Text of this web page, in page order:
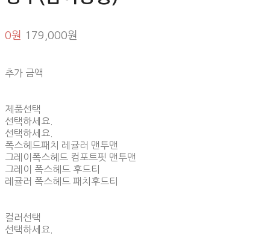
0원 179,000원
추가 금액
제품선택
선택하세요.
선택하세요.
폭스헤드패치 레귤러 맨투맨
그레이폭스헤드 컴포트핏 맨투맨
그레이 폭스헤드 후드티
레귤러 폭스헤드 패치후드티
컬러선택
선택하세요.